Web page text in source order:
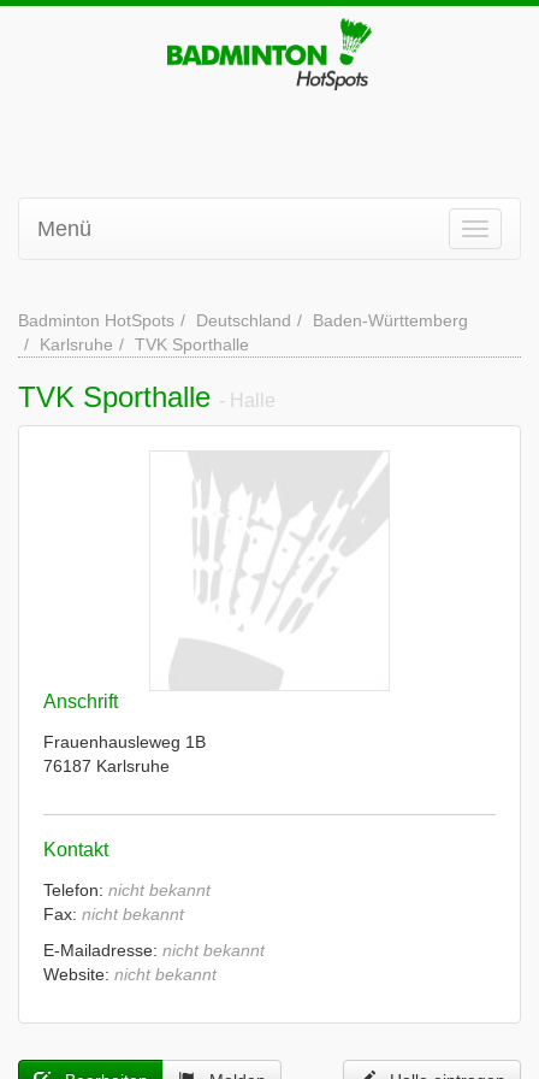
Menü
Badminton HotSpots Deutschland
Baden-Württemberg
Karlsruhe
TVK Sporthalle
TVK Sporthalle - Halle
Anschrift
Frauenhausleweg 1B
76187 Karlsruhe
Kontakt
Telefon: nicht bekannt
Fax: nicht bekannt
E-Mailadresse: nicht bekannt
Website: nicht bekannt